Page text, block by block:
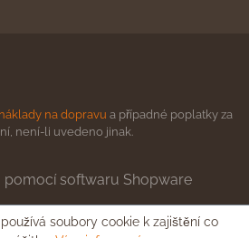
náklady na dopravu a případné poplatky za
není-li uvedeno jinak.
pomocí softwaru Shopware
soubory cookie k zajištění co